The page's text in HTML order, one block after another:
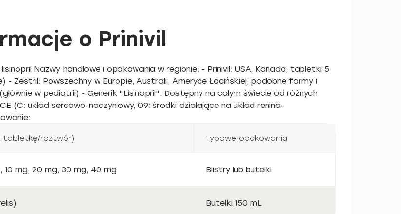
o Prinivil
Nazwy handlowe i opakowania w regionie: - Prinivil: USA, Kanada; tabletki 5
- Zestril: Powszechny w Europie, Australii, Ameryce Łacińskiej; podobne formy i
w pediatrii) - Generik "Lisinopril": Dostępny na całym świecie od różnych
(C: układ sercowo-naczyniowy, 09: środki działające na układ renina-
tabletkę/roztwór) Typowe opakowania
10 mg, 20 mg, 30 mg, 40 mg Blistry lub butelki
Butelki 150 mL